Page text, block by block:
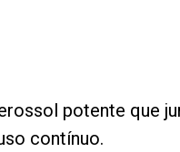
potente que
contínuo.